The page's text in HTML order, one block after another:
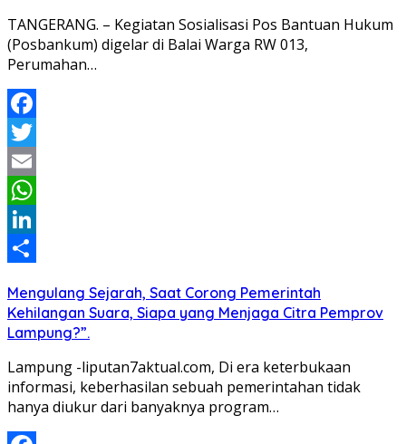
TANGERANG. – Kegiatan Sosialisasi Pos Bantuan Hukum
(Posbankum) digelar di Balai Warga RW 013,
Perumahan…
Facebook
Twitter
Email
WhatsApp
LinkedIn
Mengulang Sejarah, Saat Corong Pemerintah
Kehilangan Suara, Siapa yang Menjaga Citra Pemprov
Lampung?”.
Lampung -liputan7aktual.com, Di era keterbukaan
informasi, keberhasilan sebuah pemerintahan tidak
hanya diukur dari banyaknya program…